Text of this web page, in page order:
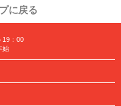
に戻る
19：00
始